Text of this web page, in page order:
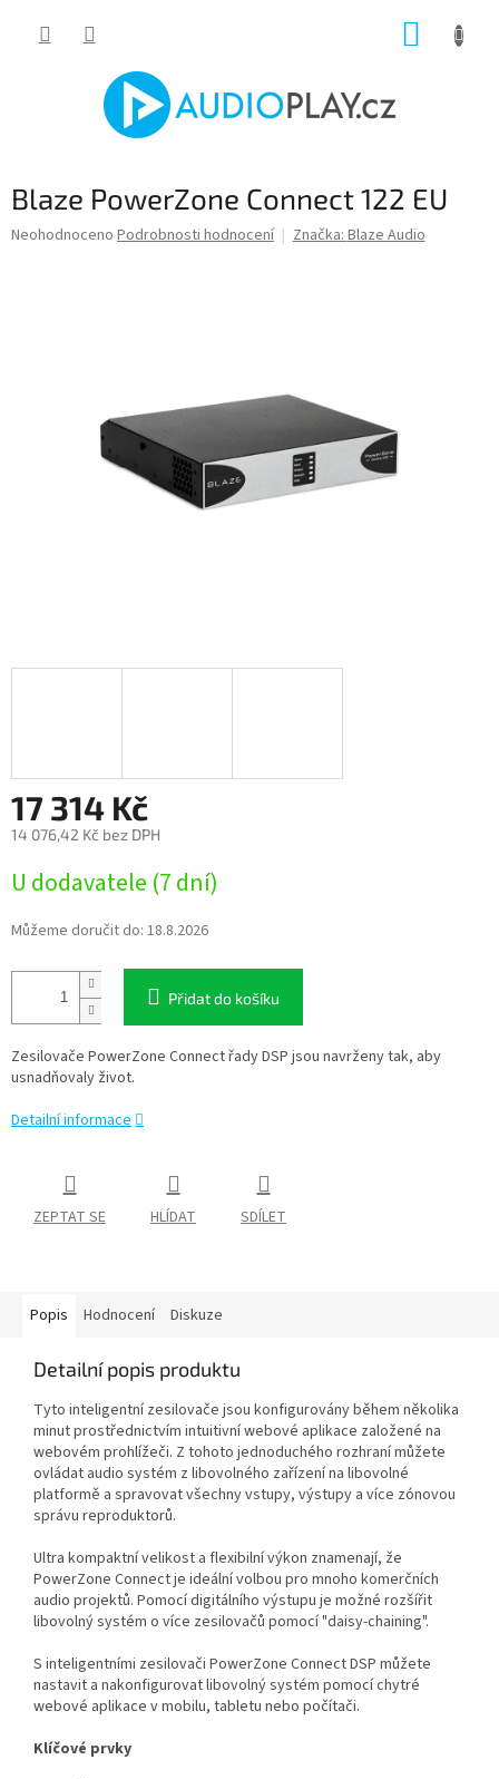
Blaze PowerZone Connect 122 EU
Průměrné
Neohodnoceno Podrobnosti hodnocení Značka:Blaze Audio
17 314 Kč
14 076,42 Kč bez DPH
cena:
U dodavatele (7 dní)
Můžeme doručit do: 18.8.2026
Přidat do košíku
Zesilovače PowerZone Connect řady DSP jsou navrženy tak, aby
usnadňovaly život.
Detailní informace
ZEPTAT SE HLÍDAT SDÍLET
Popis Hodnocení Diskuze
Detailní popis produktu
Tyto inteligentní zesilovače jsou konfigurovány během několika
minut prostřednictvím intuitivní webové aplikace založené na
webovém prohlížeči. Z tohoto jednoduchého rozhraní můžete
ovládat audio systém z libovolného zařízení na libovolné
platformě a spravovat všechny vstupy, výstupy a více zónovou
správu reproduktorů.
Ultra kompaktní velikost a flexibilní výkon znamenají, že
PowerZone Connect je ideální volbou pro mnoho komerčních
audio projektů. Pomocí digitálního výstupu je možné rozšířit
libovolný systém o více zesilovačů pomocí "daisy-chaining".
S inteligentními zesilovači PowerZone Connect DSP můžete
nastavit a nakonfigurovat libovolný systém pomocí chytré
webové aplikace v mobilu, tabletu nebo počítači.
Klíčové prvky